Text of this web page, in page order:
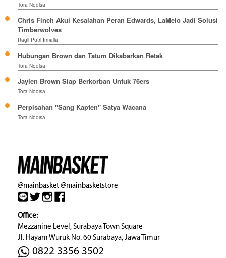
Tora Nodisa
Chris Finch Akui Kesalahan Peran Edwards, LaMelo Jadi Solusi
Timberwolves
Ragil Putri Irmalia
Hubungan Brown dan Tatum Dikabarkan Retak
Tora Nodisa
Jaylen Brown Siap Berkorban Untuk 76ers
Tora Nodisa
Perpisahan "Sang Kapten" Satya Wacana
Tora Nodisa
@mainbasket@mainbasketstore
Office:
Mezzanine Level, Surabaya Town Square
Jl. Hayam Wuruk No. 60 Surabaya, Jawa Timur
0822 3356 3502